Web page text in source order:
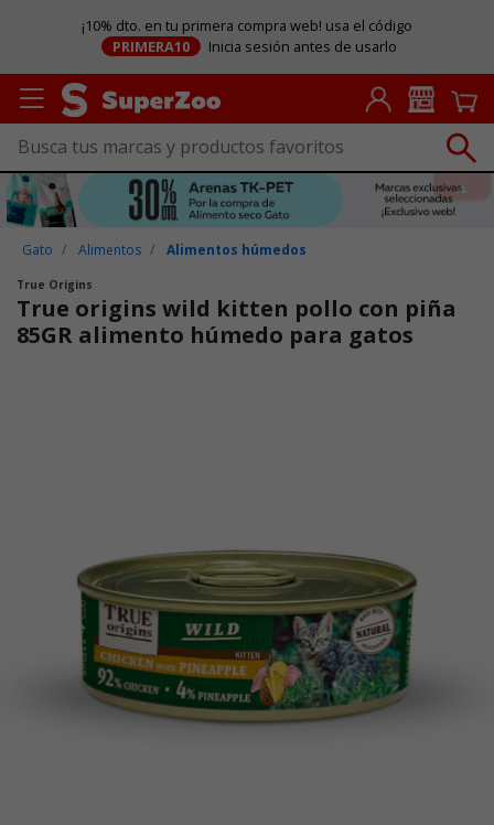
¡10% dto. en tu primera compra web! usa el código
PRIMERA10
Inicia sesión antes de usarlo
Gato Alimentos Alimentos húmedos
True Origins
True origins wild kitten pollo con piña
85GR alimento húmedo para gatos